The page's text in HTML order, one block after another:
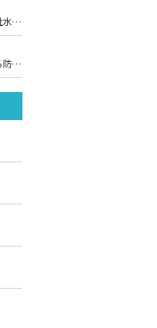
「海南市の家を守る：株式会社水間による防水工事と雨漏りの解決策」
「海南市の住宅を長持ちさせる防水と雨漏り対策：株式会社水間の解決策」